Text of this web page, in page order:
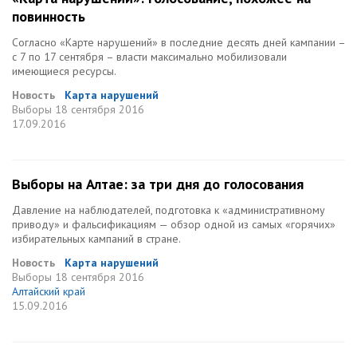
повинность
Согласно «Карте нарушений» в последние десять дней кампании –
с 7 по 17 сентября – власти максимально мобилизовали
имеющиеся ресурсы.
Новость
Карта нарушений
Выборы 18 сентября 2016
17.09.2016
Выборы на Алтае: за три дня до голосования
Давление на наблюдателей, подготовка к «административному
приводу» и фальсификациям — обзор одной из самых «горячих»
избирательных кампаний в стране.
Новость
Карта нарушений
Выборы 18 сентября 2016
Алтайский край
15.09.2016